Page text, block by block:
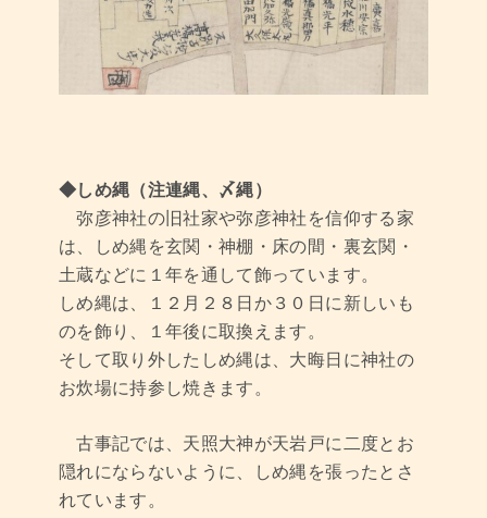
◆しめ縄（注連縄、〆縄）
弥彦神社の旧社家や弥彦神社を信仰する家
は、しめ縄を玄関・神棚・床の間・裏玄関・
土蔵などに１年を通して飾っています。
しめ縄は、１２月２８日か３０日に新しいも
のを飾り、１年後に取換えます。
そして取り外したしめ縄は、大晦日に神社の
お炊場に持参し焼きます。
古事記では、天照大神が天岩戸に二度とお
隠れにならないように、しめ縄を張ったとさ
れています。